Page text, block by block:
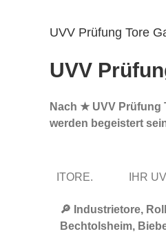
UVV Prüfung Tore
UVV
Nach ★ UVV
werden begeistert
ITORE. IHR
🔎 Industrietore,
Bechtolsheim,